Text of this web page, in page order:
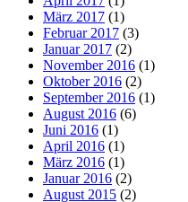
März 2017 (1)
Februar 2017 (3)
Januar 2017 (2)
November 2016 (1)
Oktober 2016 (2)
September 2016 (1)
August 2016 (6)
Juni 2016 (1)
April 2016 (1)
März 2016 (1)
Januar 2016 (2)
August 2015 (2)